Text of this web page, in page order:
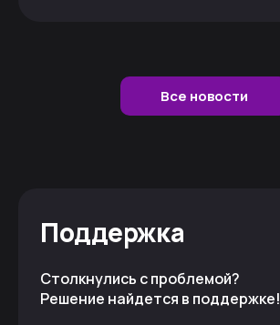
Все новости
Поддержка
Столкнулись с проблемой?
Решение найдется в поддержке!